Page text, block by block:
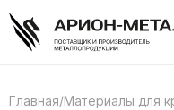
Главная/Материалы для